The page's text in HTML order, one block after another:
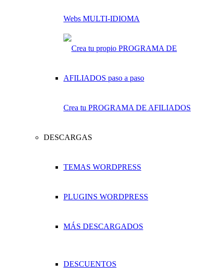
Webs MULTI-IDIOMA
Crea tu PROGRAMA DE AFILIADOS
DESCARGAS
TEMAS WORDPRESS
PLUGINS WORDPRESS
MÁS DESCARGADOS
DESCUENTOS